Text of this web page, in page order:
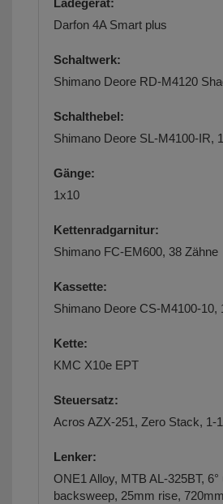
Ladegerät:
Darfon 4A Smart plus
Schaltwerk:
Shimano Deore RD-M4120
Schalthebel:
Shimano Deore SL-M4100-IR,
Gänge:
1x10
Kettenradgarnitur:
Shimano FC-EM600, 38 Zähne
Kassette:
Shimano Deore CS-M4100-10,
Kette:
KMC X10e EPT
Steuersatz:
Acros AZX-251, Zero Stack, 1-
Lenker:
ONE1 Alloy, MTB AL-325BT, 6°
backsweep, 25mm rise,